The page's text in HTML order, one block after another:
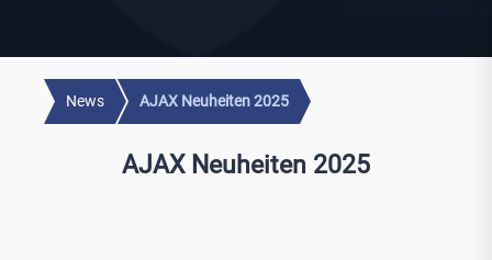
News AJAX Neuheiten 2025
AJAX Neuheiten 2025